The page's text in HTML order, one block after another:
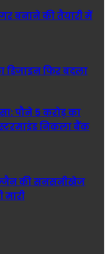
बनाने की तैयारी में
फिर बदला
पौने 5 करोड़ का
निकला बैंक
उज्जैन की सनसनीखेज
मारी